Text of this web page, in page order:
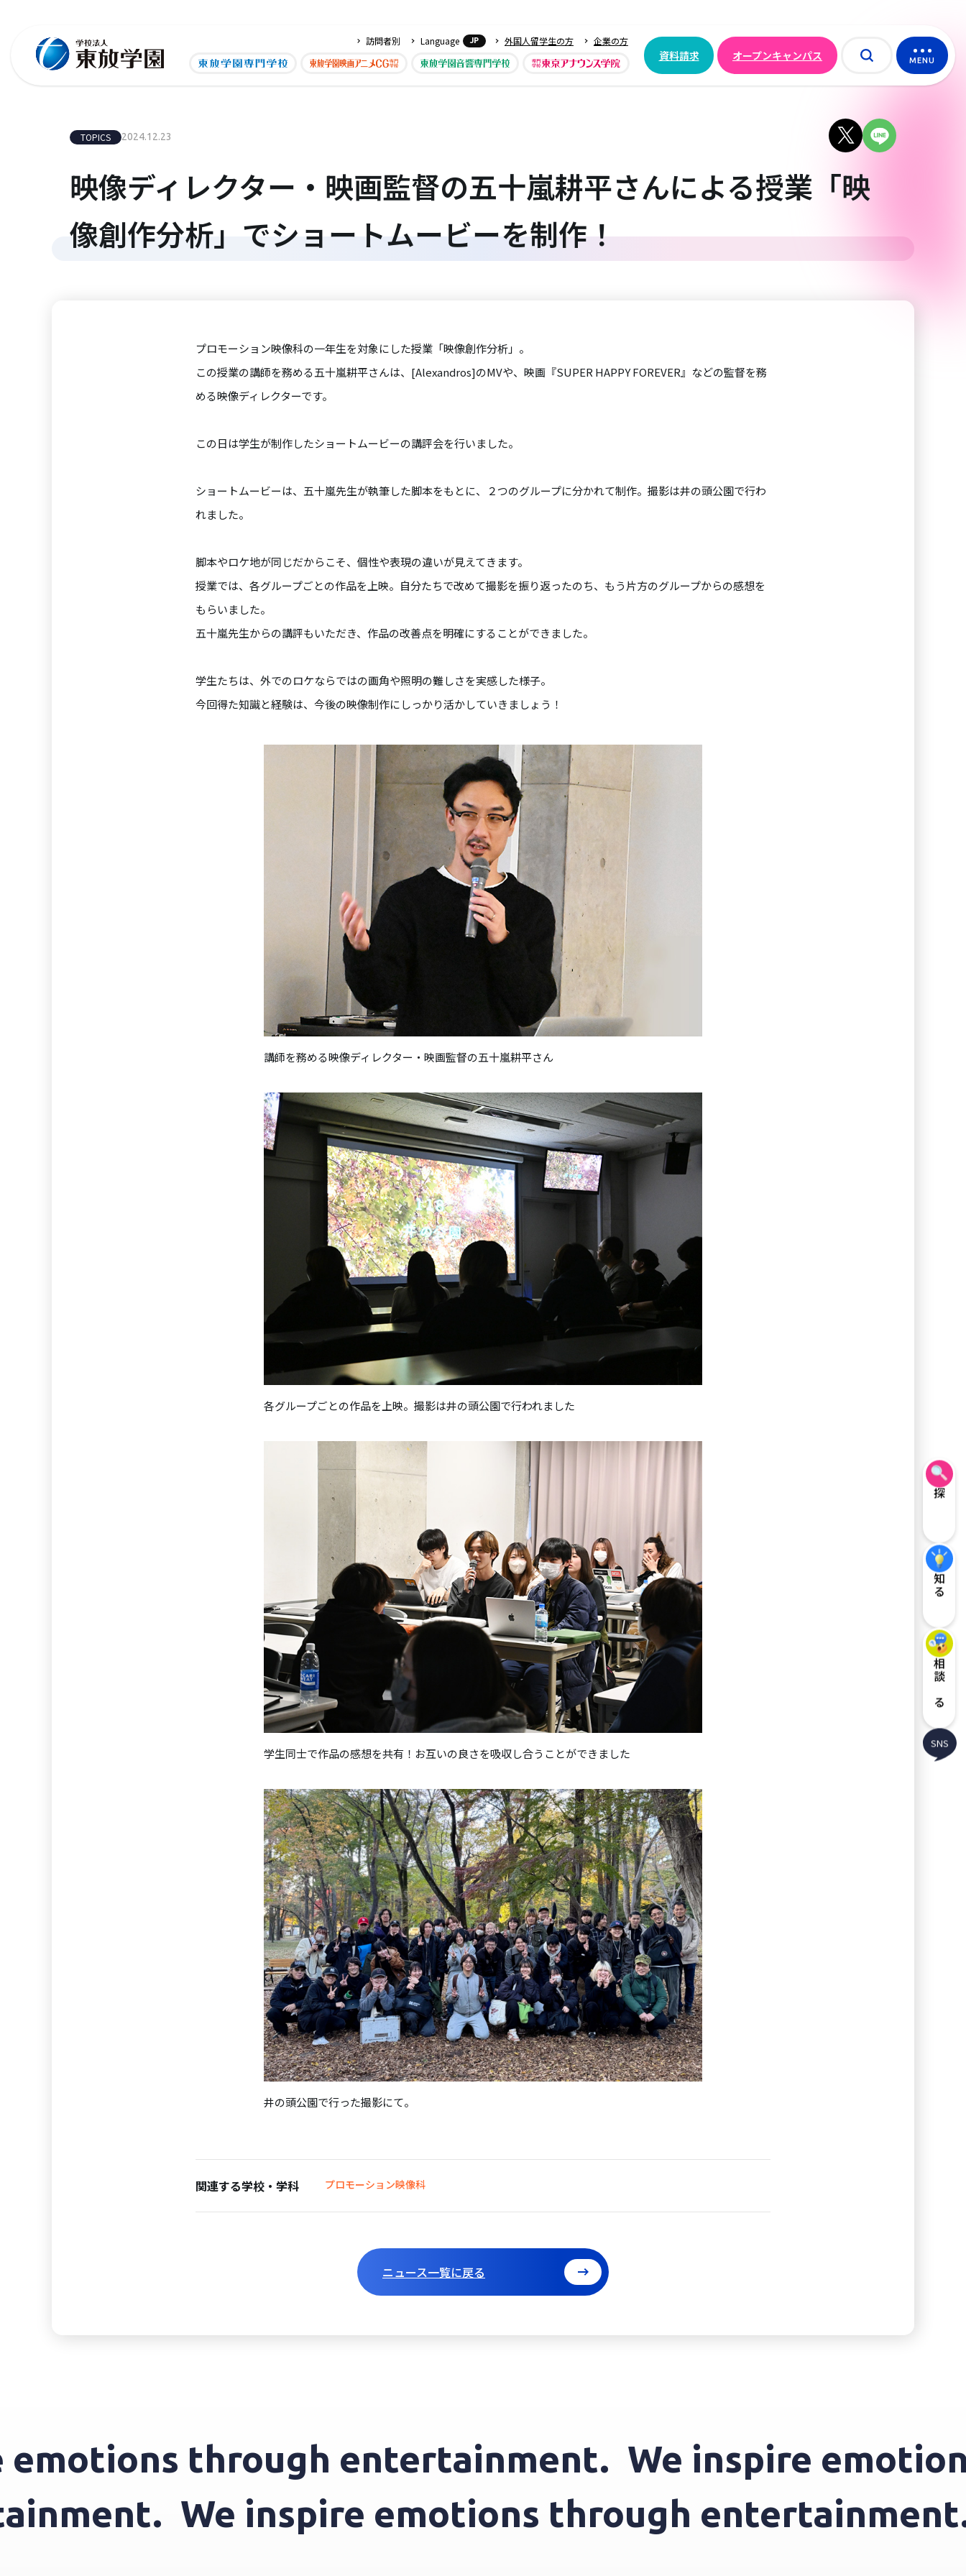
訪問者別 Language JP 外国人留学生の方 企業の方
資料請求 オープンキャンパス MENU
TOPICS 2024.12.23
映像ディレクター・映画監督の五十嵐耕平さんによる授業「映
像創作分析」でショートムービーを制作！
プロモーション映像科の一年生を対象にした授業「映像創作分析」。
この授業の講師を務める五十嵐耕平さんは、[Alexandros]のMVや、映画『SUPER HAPPY FOREVER』などの監督を務
める映像ディレクターです。
この日は学生が制作したショートムービーの講評会を行いました。
ショートムービーは、五十嵐先生が執筆した脚本をもとに、２つのグループに分かれて制作。撮影は井の頭公園で行わ
れました。
脚本やロケ地が同じだからこそ、個性や表現の違いが見えてきます。
授業では、各グループごとの作品を上映。自分たちで改めて撮影を振り返ったのち、もう片方のグループからの感想を
もらいました。
五十嵐先生からの講評もいただき、作品の改善点を明確にすることができました。
学生たちは、外でのロケならではの画角や照明の難しさを実感した様子。
今回得た知識と経験は、今後の映像制作にしっかり活かしていきましょう！
講師を務める映像ディレクター・映画監督の五十嵐耕平さん
各グループごとの作品を上映。撮影は井の頭公園で行われました
学生同士で作品の感想を共有！お互いの良さを吸収し合うことができました
井の頭公園で行った撮影にて。
関連する学校・学科 プロモーション映像科
ニュース一覧に戻る
探す
知る
相談する
SNS
through entertainment. We inspire emotions
We inspire emotions through